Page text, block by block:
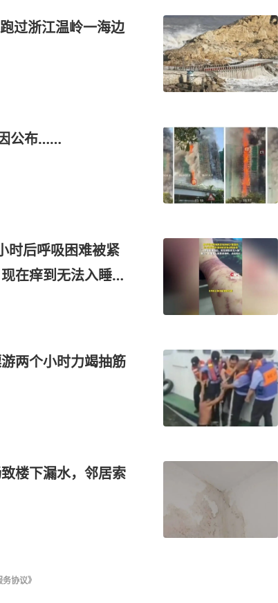
过浙江温岭一海边
公布……
时后呼吸困难被紧
在痒到无法入睡；
两个小时力竭抽筋
楼下漏水，邻居索
协议》